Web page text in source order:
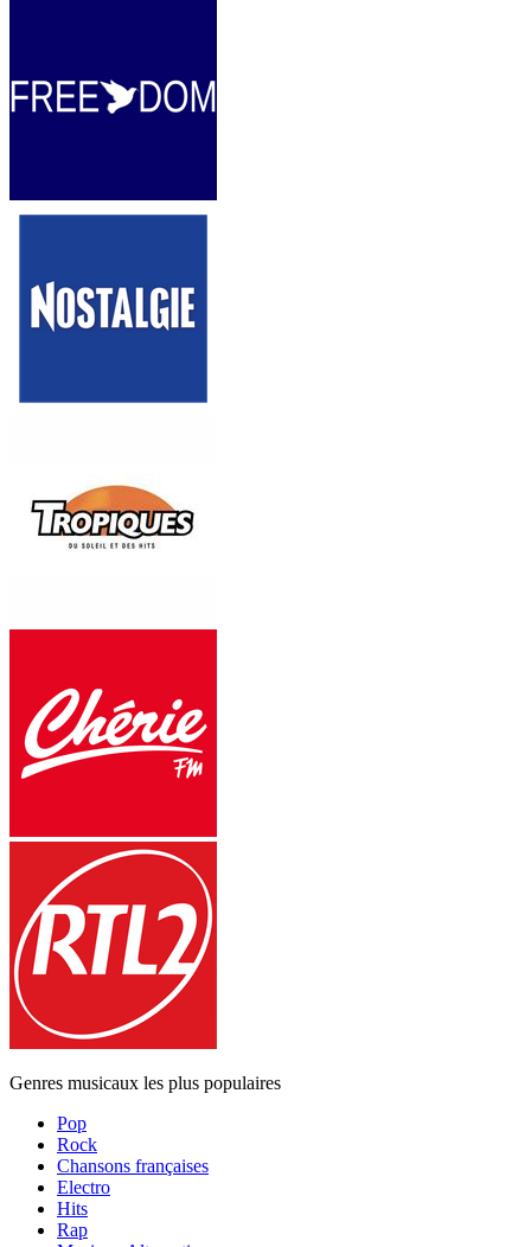
Genres musicaux les plus populaires
Pop
Rock
Chansons françaises
Electro
Hits
Rap